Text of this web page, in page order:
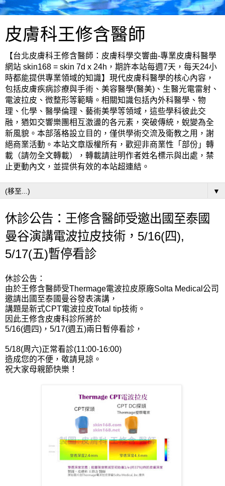
皮膚科王修含醫師
【台北皮膚科王修含醫師：皮膚科學交響曲-專業皮膚科醫學
網站 skin168 = skin 7d x 24h，期許本站每週7天，每天24小
時都能提供專業領域的知識】現代皮膚科醫學的核心內容，
包括皮膚疾病診療與手術、美容醫學(醫美)、生醫光電雷射、
電波拉皮、微整形等範疇。相關知識包括內外科醫學、物
理、化學、醫學倫理、藝術美學等領域，這些學科彼此交
融，猶如交響樂團相互激盪的各元素，突破傳統，蛻變為全
新風貌。本部落格設立目的，僅供學術交流及衛教之用，謝
絕商業活動。本站文章版權所有，歡迎非商業性「部份」轉
載（請勿全文轉載），轉載請註明作者姓名標示與出處，禁
止更動內文，並提供有效的本站超連結。
▼
休診公告：王修含醫師受邀出國至泰國
曼谷演講電波拉皮技術，5/16(四),
5/17(五)暫停看診
休診公告：
由於王修含醫師受Thermage電波拉皮原廠Solta Medical公司
邀請出國至泰國曼谷發表演講，
講題是新式CPT電波拉皮Total tip技術。
因此王修含皮膚科診所將於
5/16(週四)，5/17(週五)兩日暫停看診，
5/18(周六)正常看診(11:00-16:00)
造成您的不便，敬請見諒。
祝大家母親節快樂！